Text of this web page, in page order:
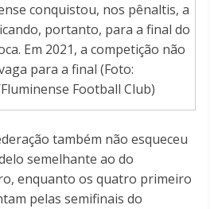
conquistou, nos pênaltis, a
portanto, para a final do
Em 2021, a competição não
para a final (Foto:
Football Club)
também não esqueceu
semelhante ao do
enquanto os quatro primeiro
pelas semifinais do